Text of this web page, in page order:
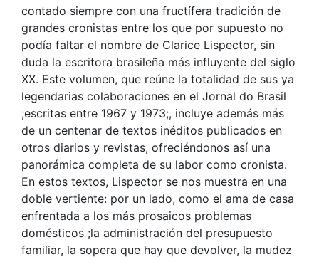
contado siempre con una fructífera tradición de
grandes cronistas entre los que por supuesto no
podía faltar el nombre de Clarice Lispector, sin
duda la escritora brasileña más influyente del siglo
XX. Este volumen, que reúne la totalidad de sus ya
legendarias colaboraciones en el Jornal do Brasil
;escritas entre 1967 y 1973;, incluye además más
de un centenar de textos inéditos publicados en
otros diarios y revistas, ofreciéndonos así una
panorámica completa de su labor como cronista.
En estos textos, Lispector se nos muestra en una
doble vertiente: por un lado, como el ama de casa
enfrentada a los más prosaicos problemas
domésticos ;la administración del presupuesto
familiar, la sopera que hay que devolver, la mudez